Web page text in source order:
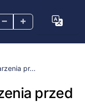
– +
pr...
przed